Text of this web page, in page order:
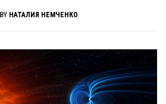
BY НАТАЛИЯ НЕМЧЕНКО